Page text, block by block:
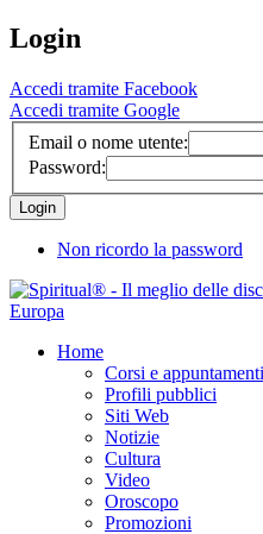
Login
Accedi tramite Facebook
Accedi tramite Google
Email o nome utente:
Password:
Non ricordo la password
Home
Corsi e appuntamenti
Profili pubblici
Siti Web
Notizie
Cultura
Video
Oroscopo
Promozioni